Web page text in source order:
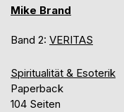
Mike Brand
Band 2: VERITAS
Spiritualität & Esoterik
Paperback
104 Seiten